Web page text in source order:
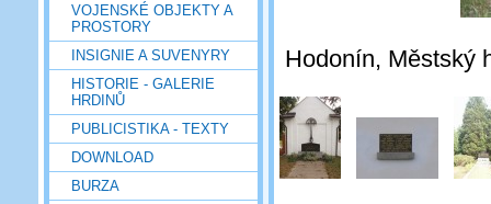
VOJENSKÉ OBJEKTY A
PROSTORY
INSIGNIE A SUVENYRY
HISTORIE - GALERIE
HRDINŮ
PUBLICISTIKA - TEXTY
DOWNLOAD
BURZA
Hodonín, Městský